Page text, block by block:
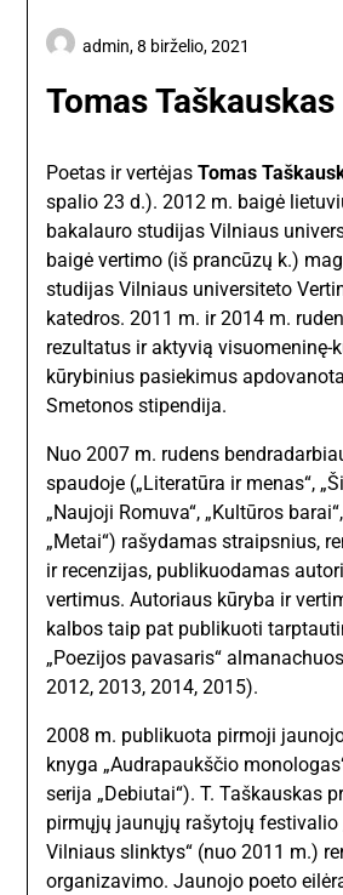
Tomas Taškauskas
admin,8 birželio, 2021
Poetas ir vertėjas Tomas
spalio 23 d.). 2012 m. baigė
bakalauro studijas Vilniaus
baigė vertimo (iš prancūzų k.)
studijas Vilniaus universiteto
katedros. 2011 m. ir 2014 m.
rezultatus ir aktyvią visuomeninę-
kūrybinius pasiekimus
Smetonos stipendija.
Nuo 2007 m. rudens
spaudoje („Literatūra ir menas“,
„Naujoji Romuva“, „Kultūros
„Metai“) rašydamas straipsnius,
ir recenzijas, publikuodamas
vertimus. Autoriaus kūryba ir
kalbos taip pat publikuoti
„Poezijos pavasaris“
2012, 2013, 2014, 2015).
2008 m. publikuota pirmoji
knyga „Audrapaukščio
serija „Debiutai“). T. Taškauskas
pirmųjų jaunųjų rašytojų festivalio
Vilniaus slinktys“ (nuo 2011 m.)
organizavimo. Jaunojo poeto